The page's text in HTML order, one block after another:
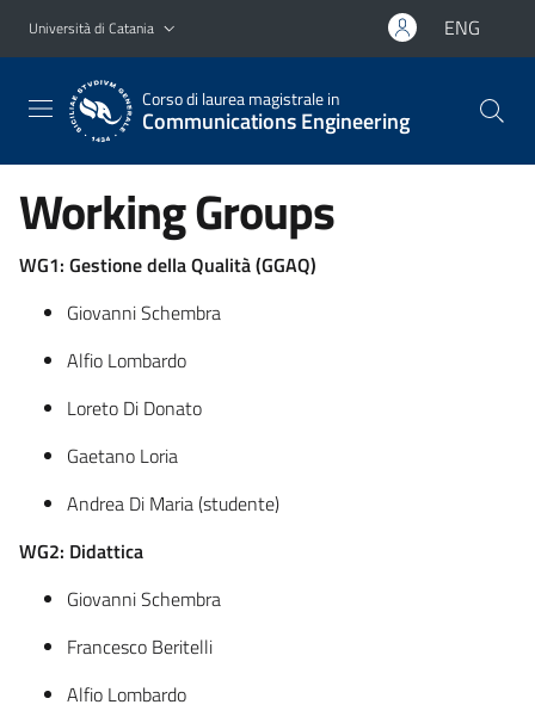
Vai al contenuto principale
Vai al menu di navigazione
Università di Catania ENG
Corso di laurea magistrale in
Communications Engineering
Working Groups
WG1: Gestione della Qualità (GGAQ)
Giovanni Schembra
Alfio Lombardo
Loreto Di Donato
Gaetano Loria
Andrea Di Maria (studente)
WG2: Didattica
Giovanni Schembra
Francesco Beritelli
Alfio Lombardo